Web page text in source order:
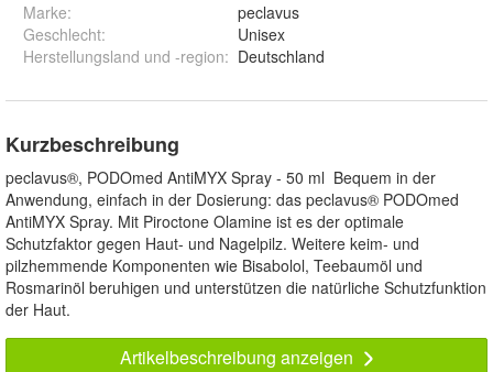
Marke:
peclavus
Geschlecht:
Unisex
Herstellungsland und -region: Deutschland
Kurzbeschreibung
peclavus®, PODOmed AntiMYX Spray - 50 ml Bequem in der
Anwendung, einfach in der Dosierung: das peclavus® PODOmed
AntiMYX Spray. Mit Piroctone Olamine ist es der optimale
Schutzfaktor gegen Haut- und Nagelpilz. Weitere keim- und
pilzhemmende Komponenten wie Bisabolol, Teebaumöl und
Rosmarinöl beruhigen und unterstützen die natürliche Schutzfunktion
der Haut.
Artikelbeschreibung anzeigen